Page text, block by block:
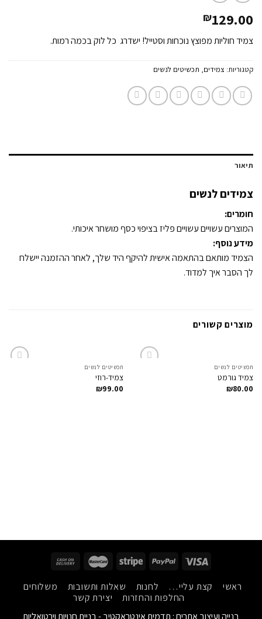
₪129.00
צמיד חוליות מפוצץ נוכחות וסטייל! ישדרג כל לוק בכמה רמות.
קטגוריות: צמידים, תכשיטים לנשים
תיאור
צמידים לנשים
חומרים:
המוצרים עשויים עשויים פליז בציפוי כסף מושחר איכותי.
מידע נוסף:
הצמיד מותאם בהתאמה אישית להיקף היד שלך, לאחר ההזמנה יישלח
לך הסבר איך למדוד.
מוצרים קשורים
תכשיטים לנשים
צמיד גורמט
₪80.00
תכשיטים לנשים
צמיד-רוזי
₪99.00
ראשי קצת עליי… לחנות שאלות ותשובות
משלוחים
החלפות והחזרות
יצירת קשר
בנייה ועיצוב אתרים : תדמית אינטראקטיב - בניית חנויות וירטואליות